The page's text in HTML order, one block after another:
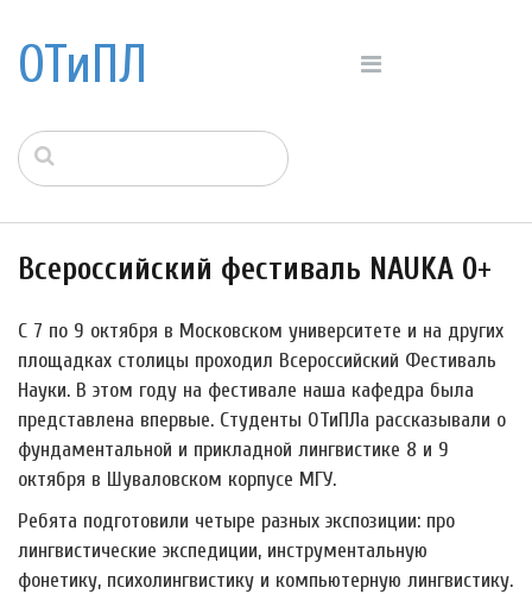
ОТиПЛ
Всероссийский фестиваль NAUKA 0+
С 7 по 9 октября в Московском университете и на других
площадках столицы проходил Всероссийский Фестиваль
Науки. В этом году на фестивале наша кафедра была
представлена впервые. Студенты ОТиПЛа рассказывали о
фундаментальной и прикладной лингвистике 8 и 9
октября в Шуваловском корпусе МГУ.
Ребята подготовили четыре разных экспозиции: про
лингвистические экспедиции, инструментальную
фонетику, психолингвистику и компьютерную лингвистику.